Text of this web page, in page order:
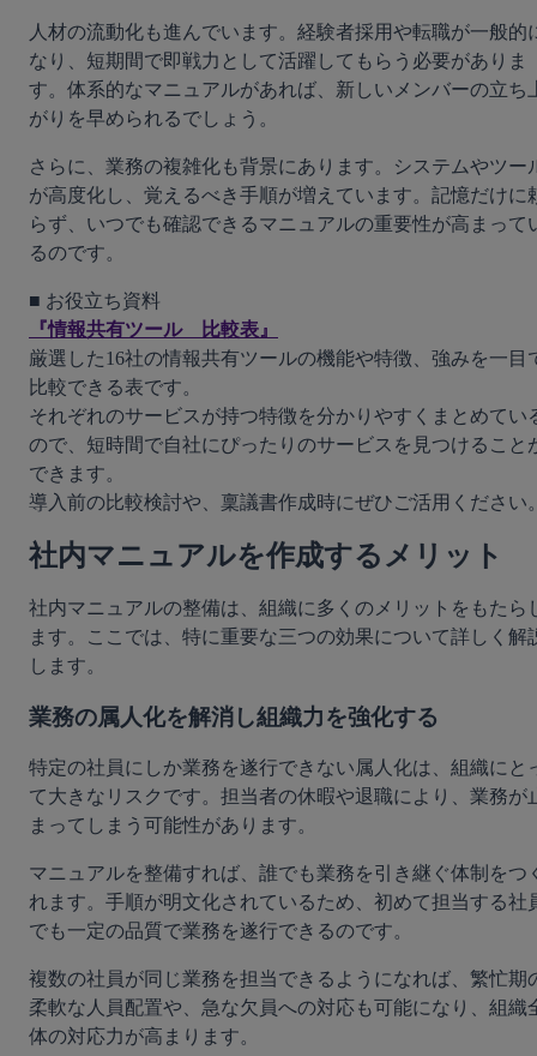
人材の流動化も進んでいます。経験者採用や転職が一般的
なり、短期間で即戦力として活躍してもらう必要がありま
す。体系的なマニュアルがあれば、新しいメンバーの立ち
がりを早められるでしょう。
さらに、業務の複雑化も背景にあります。システムやツー
が高度化し、覚えるべき手順が増えています。記憶だけに
らず、いつでも確認できるマニュアルの重要性が高まって
るのです。
『情報共有ツール　比較表』
厳選した16社の情報共有ツールの機能や特徴、強みを一目
比較できる表です。
それぞれのサービスが持つ特徴を分かりやすくまとめてい
ので、短時間で自社にぴったりのサービスを見つけること
できます。
導入前の比較検討や、稟議書作成時にぜひご活用ください
社内マニュアルを作成するメリット
社内マニュアルの整備は、組織に多くのメリットをもたら
ます。ここでは、特に重要な三つの効果について詳しく解
します。
業務の属人化を解消し組織力を強化する
特定の社員にしか業務を遂行できない属人化は、組織にと
て大きなリスクです。担当者の休暇や退職により、業務が
まってしまう可能性があります。
マニュアルを整備すれば、誰でも業務を引き継ぐ体制をつ
れます。手順が明文化されているため、初めて担当する社
でも一定の品質で業務を遂行できるのです。
複数の社員が同じ業務を担当できるようになれば、繁忙期
柔軟な人員配置や、急な欠員への対応も可能になり、組織
体の対応力が高まります。